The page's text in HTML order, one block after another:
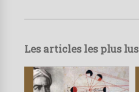
Les articles les plus lus